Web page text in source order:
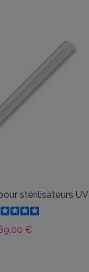
stérilisateurs UV
€